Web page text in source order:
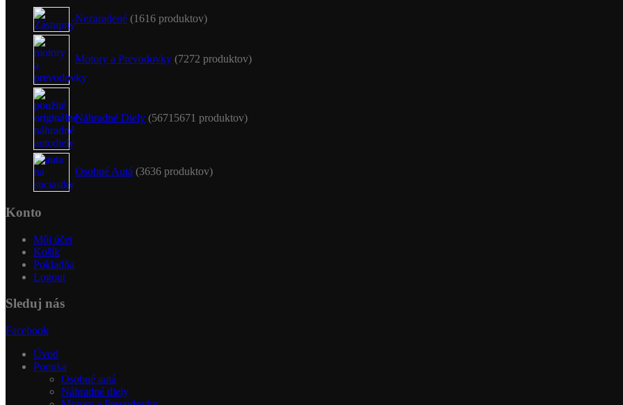
Nezaradené 1616 produktov
Motory a Prevodovky 7272 produktov
Náhradné Diely 5671 5671 produktov
Osobné Autá 3636 produktov
Konto
Môj účet
Košík
Pokladňa
Logout
Sleduj nás
Facebook
Úvod
Ponuka
Osobné autá
Náhradné diely